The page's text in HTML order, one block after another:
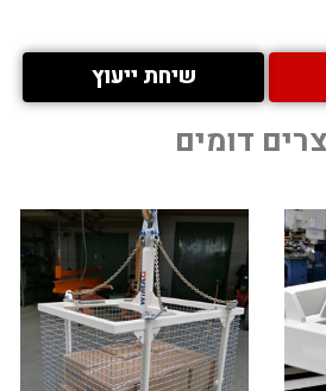
שיחת ייעוץ
דומים